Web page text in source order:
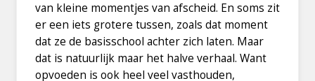
van kleine momentjes van afscheid. En soms zit
er een iets grotere tussen, zoals dat moment
dat ze de basisschool achter zich laten. Maar
dat is natuurlijk maar het halve verhaal. Want
opvoeden is ook heel veel vasthouden,